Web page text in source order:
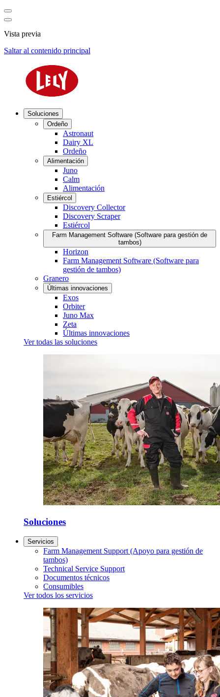
Vista previa
Saltar al contenido principal
Soluciones
Ordeño
Astronaut
Dairy XL
Ordeño
Alimentación
Juno
Calm
Alimentación
Estiércol
Discovery Collector
Discovery Scraper
Estiércol
Farm Management Software (Software para gestión de
tambos)
Horizon
Farm Management Software (Software para
gestión de tambos)
Granero
Últimas innovaciones
Exos
Orbiter
Juno Max
Zeta
Últimas innovaciones
Ver todas las soluciones
Soluciones
Servicios
Farm Management Support (Apoyo para gestión de
tambos)
Technical Service Support
Documentos técnicos
Consumibles
Ver todos los servicios